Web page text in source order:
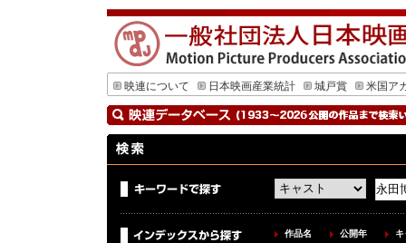
映連について 日本映画産業統計 城戸賞 米国ア
作品名 公開年